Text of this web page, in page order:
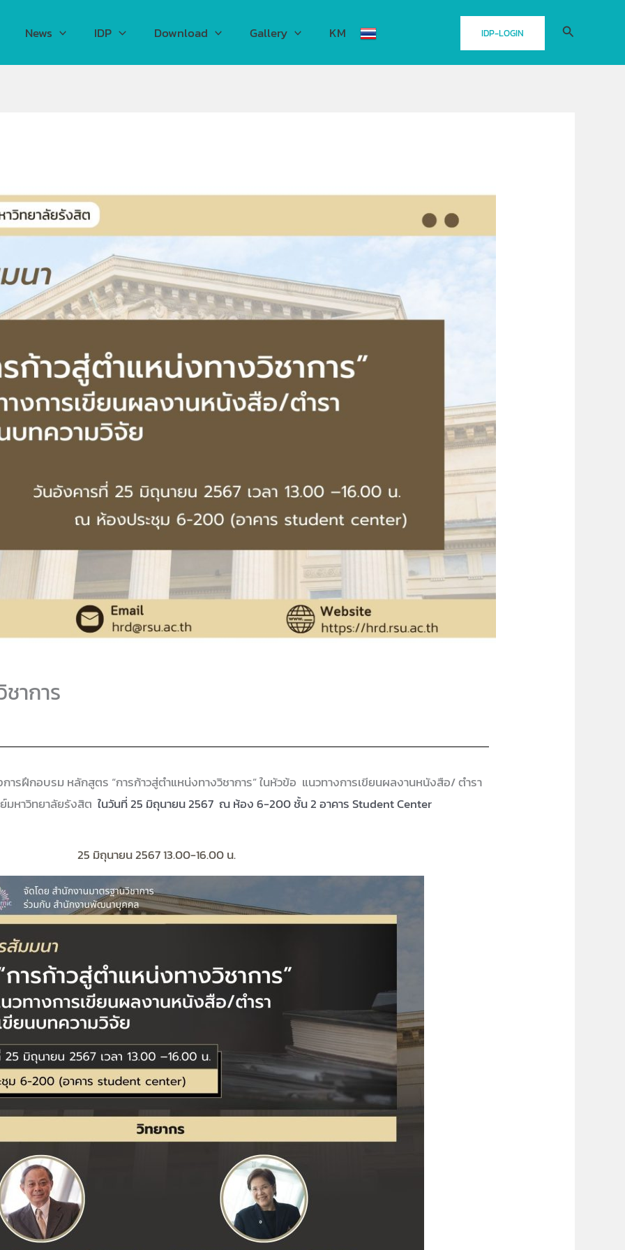
News IDP Download Gallery KM IDP-LOGIN Search
าการ
รฝึกอบรม หลักสูตร “การก้าวสู่ตำแหน่งทางวิชาการ” ในหัวข้อ แนวทางการเขียนผลงานหนังสือ/ ตำรา
มหาวิทยาลัยรังสิต ในวันที่ 25 มิถุนายน 2567 ณ ห้อง 6-200 ชั้น 2 อาคาร Student Center
25 มิถุนายน 2567 13.00-16.00 น.